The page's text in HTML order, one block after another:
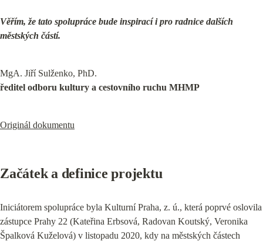
Věřím, že tato spolupráce bude inspirací i pro radnice dalších
městských částí.
ředitel odboru kultury a cestovního ruchu MHMP
Originál dokumentu
Začátek a definice projektu
Iniciátorem spolupráce byla Kulturní Praha, z. ú., která poprvé oslovila
zástupce Prahy 22 (Kateřina Erbsová, Radovan Koutský, Veronika
Špalková Kuželová) v listopadu 2020, kdy na městských částech